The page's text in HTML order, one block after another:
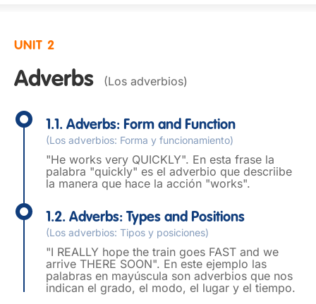
UNIT 2
Adverbs (Los adverbios)
1.1. Adverbs: Form and Function
(Los adverbios: Forma y funcionamiento)
"He works very QUICKLY". En esta frase la
palabra "quickly" es el adverbio que descriibe
la manera que hace la acción "works".
1.2. Adverbs: Types and Positions
(Los adverbios: Tipos y posiciones)
"I REALLY hope the train goes FAST and we
arrive THERE SOON". En este ejemplo las
palabras en mayúscula son adverbios que nos
indican el grado, el modo, el lugar y el tiempo.